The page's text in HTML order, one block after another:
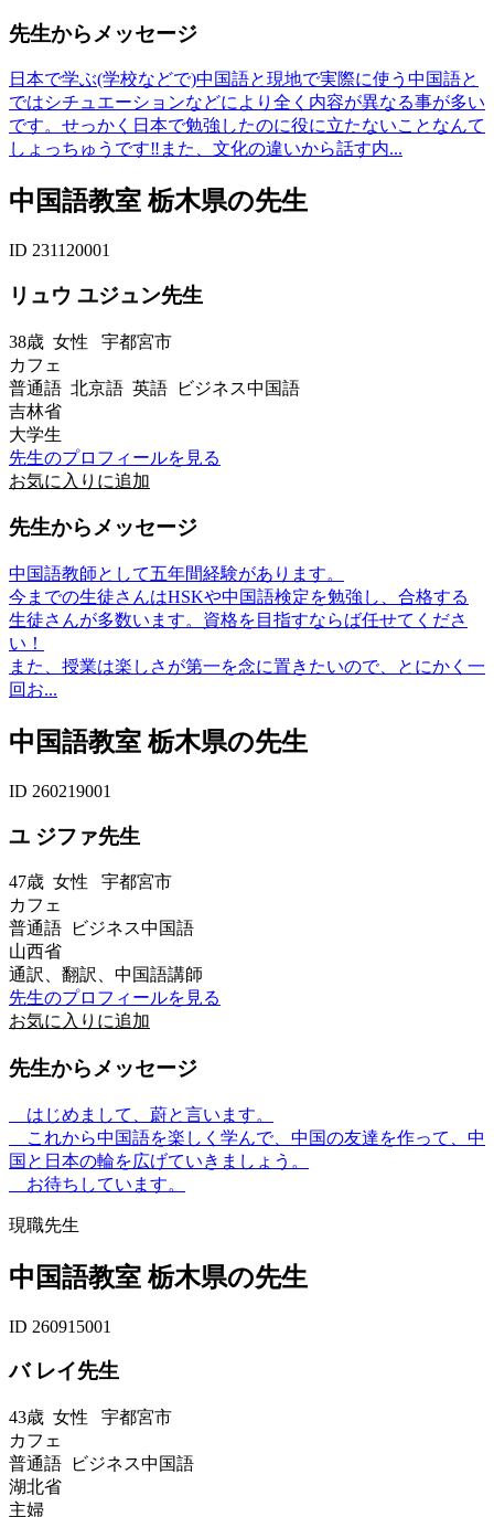
先生からメッセージ
日本で学ぶ(学校などで)中国語と現地で実際に使う中国語と
ではシチュエーションなどにより全く内容が異なる事が多い
です。せっかく日本で勉強したのに役に立たないことなんて
しょっちゅうです‼︎また、文化の違いから話す内...
中国語教室 栃木県の先生
ID 231120001
リュウ ユジュン先生
38歳 女性 宇都宮市
カフェ
普通語 北京語 英語 ビジネス中国語
吉林省
大学生
先生のプロフィールを見る
お気に入りに追加
先生からメッセージ
中国語教師として五年間経験があります。
今までの生徒さんはHSKや中国語検定を勉強し、合格する
生徒さんが多数います。資格を目指すならば任せてくださ
い！
また、授業は楽しさが第一を念に置きたいので、とにかく一
回お...
中国語教室 栃木県の先生
ID 260219001
ユ ジファ先生
47歳 女性 宇都宮市
カフェ
普通語 ビジネス中国語
山西省
通訳、翻訳、中国語講師
先生のプロフィールを見る
お気に入りに追加
先生からメッセージ
はじめまして、蔚と言います。
これから中国語を楽しく学んで、中国の友達を作って、中
国と日本の輪を広げていきましょう。
お待ちしています。
現職先生
中国語教室 栃木県の先生
ID 260915001
バ レイ先生
43歳 女性 宇都宮市
カフェ
普通語 ビジネス中国語
湖北省
主婦